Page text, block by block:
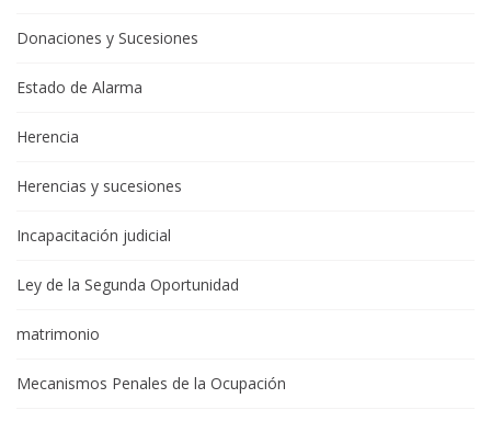
Donaciones y Sucesiones
Estado de Alarma
Herencia
Herencias y sucesiones
Incapacitación judicial
Ley de la Segunda Oportunidad
matrimonio
Mecanismos Penales de la Ocupación